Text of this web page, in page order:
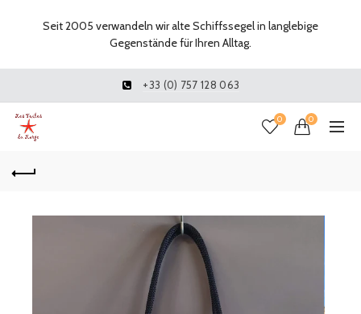
+33 (0) 757 128 063
0 0
Seit 2005 verwandeln wir alte Schiffssegel in langlebige
Gegenstände für Ihren Alltag.